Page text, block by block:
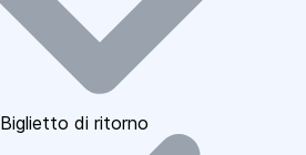
Biglietto di ritorno